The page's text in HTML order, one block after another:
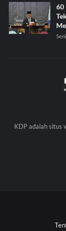
60
KDP adalah situs